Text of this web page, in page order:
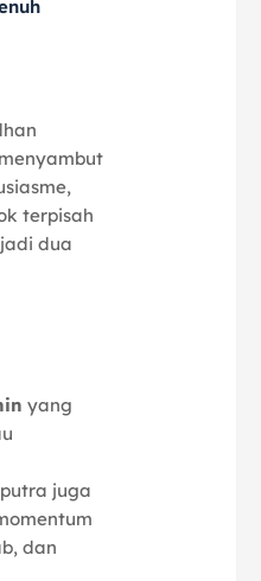
terpisah
dua
yang
juga
dan